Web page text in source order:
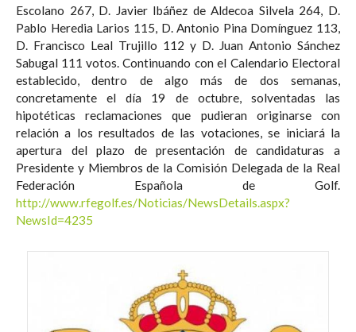
Escolano 267, D. Javier Ibáñez de Aldecoa Silvela 264, D.
Pablo Heredia Larios 115, D. Antonio Pina Domínguez 113,
D. Francisco Leal Trujillo 112 y D. Juan Antonio Sánchez
Sabugal 111 votos. Continuando con el Calendario Electoral
establecido, dentro de algo más de dos semanas,
concretamente el día 19 de octubre, solventadas las
hipotéticas reclamaciones que pudieran originarse con
relación a los resultados de las votaciones, se iniciará la
apertura del plazo de presentación de candidaturas a
Presidente y Miembros de la Comisión Delegada de la Real
Federación Española de Golf.
http://www.rfegolf.es/Noticias/NewsDetails.aspx?
NewsId=4235